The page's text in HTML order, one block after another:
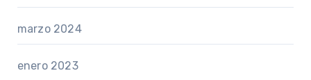
marzo 2024
enero 2023